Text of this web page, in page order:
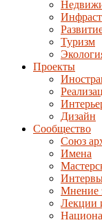
Туризм
Проекты
Дизайн
Сообщество
Союз
Имена
Мнение
Лекции